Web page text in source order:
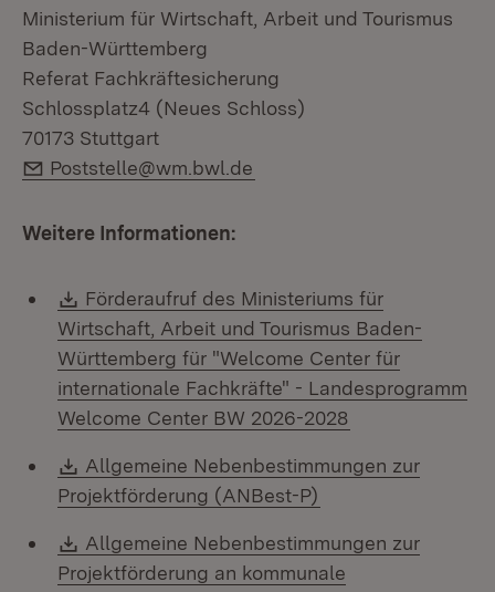
Ministerium für Wirtschaft, Arbeit und Tourismus
Baden-Württemberg
Referat Fachkräftesicherung
Schlossplatz4 (Neues Schloss)
70173 Stuttgart
E-Mail:
Poststelle@wm.bwl.de
Weitere Informationen:
Download:
Förderaufruf des Ministeriums für
Wirtschaft, Arbeit und Tourismus Baden-
Württemberg für "Welcome Center für
internationale Fachkräfte" - Landesprogramm
Welcome Center BW 2026-2028
Download:
Allgemeine Nebenbestimmungen zur
Projektförderung (ANBest-P)
Download:
Allgemeine Nebenbestimmungen zur
Projektförderung an kommunale